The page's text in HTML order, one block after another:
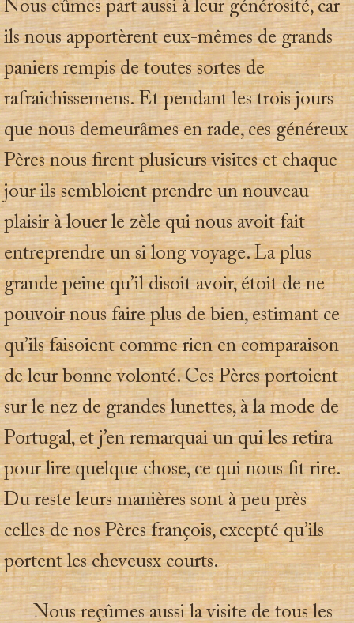
Nous eûmes part aussi à leur générosité, car
ils nous apportèrent eux-mêmes de grands
paniers rempis de toutes sortes de
rafraichissemens. Et pendant les trois jours
que nous demeurâmes en rade, ces généreux
Pères nous firent plusieurs visites et chaque
jour ils sembloient prendre un nouveau
plaisir à louer le zèle qui nous avoit fait
entreprendre un si long voyage. La plus
grande peine qu’il disoit avoir, étoit de ne
pouvoir nous faire plus de bien, estimant ce
qu’ils faisoient comme rien en comparaison
de leur bonne volonté. Ces Pères portoient
sur le nez de grandes lunettes, à la mode de
Portugal, et j’en remarquai un qui les retira
pour lire quelque chose, ce qui nous fit rire.
Du reste leurs manières sont à peu près
celles de nos Pères françois, excepté qu’ils
portent les cheveusx courts.
Nous reçûmes aussi la visite de tous les